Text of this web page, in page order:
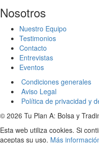
Nosotros
Nuestro Equipo
Testimonios
Contacto
Entrevistas
Eventos
Condiciones generales
Aviso Legal
Política de privacidad y
© 2026 Tu Plan A: Bolsa y
Esta web utiliza cookies. Si
aceptas su uso. Más